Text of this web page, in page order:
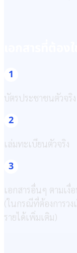
1
บัตรประชาชนตัวจริง
2
เล่มทะเบียนตัวจริง
3
เอกสารอื่นๆ ตามเงื่
(ในกรณีที่ต้องการว
รายได้เพิ่มเติม)